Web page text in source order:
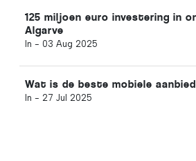
125 miljoen euro investering in
Algarve
In - 03 Aug 2025
Wat is de beste mobiele
In - 27 Jul 2025